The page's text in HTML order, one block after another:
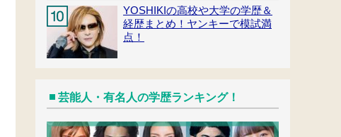
YOSHIKIの高校や大学の学歴＆
経歴まとめ！ヤンキーで模試満
点！
芸能人・有名人の学歴ランキング！